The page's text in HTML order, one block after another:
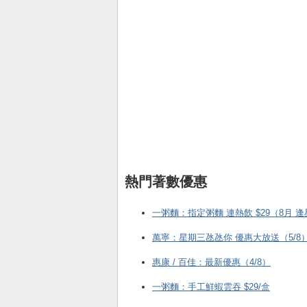
熱門著數優惠
一粥麵：指定粥麵 連熱飲 $29（8月 逢
萬寧：星期三氹氹你 優惠大放送（5/8）
惠康 / 百佳：最新優惠（4/8）
一粥麵：手工鮮蝦雲吞 $29/盒